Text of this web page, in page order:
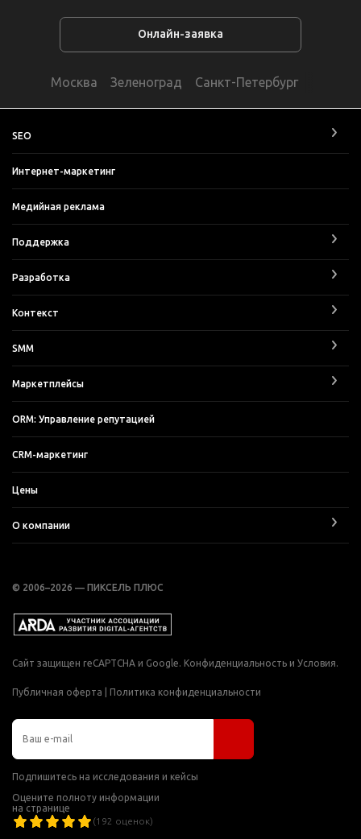
Онлайн-заявка
Москва Зеленоград Санкт-Петербург
SEO
Интернет-маркетинг
Медийная реклама
Поддержка
Разработка
Контекст
SMM
Маркетплейсы
ORM: Управление репутацией
CRM-маркетинг
Цены
О компании
© 2006–2026 — ПИКСЕЛЬ ПЛЮС
Сайт защищен reCAPTCHA и Google. Конфиденциальность и Условия.
Публичная оферта Политика конфиденциальности
Подпишитесь на исследования и кейсы
Оцените полноту информации
на странице
(192 оценок)